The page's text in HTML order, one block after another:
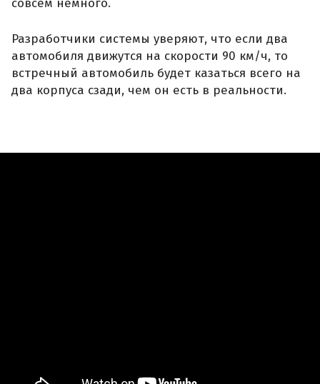
совсем немного.
Разработчики системы уверяют, что если два
автомобиля движутся на скорости 90 км/ч, то
встречный автомобиль будет казаться всего на
два корпуса сзади, чем он есть в реальности.